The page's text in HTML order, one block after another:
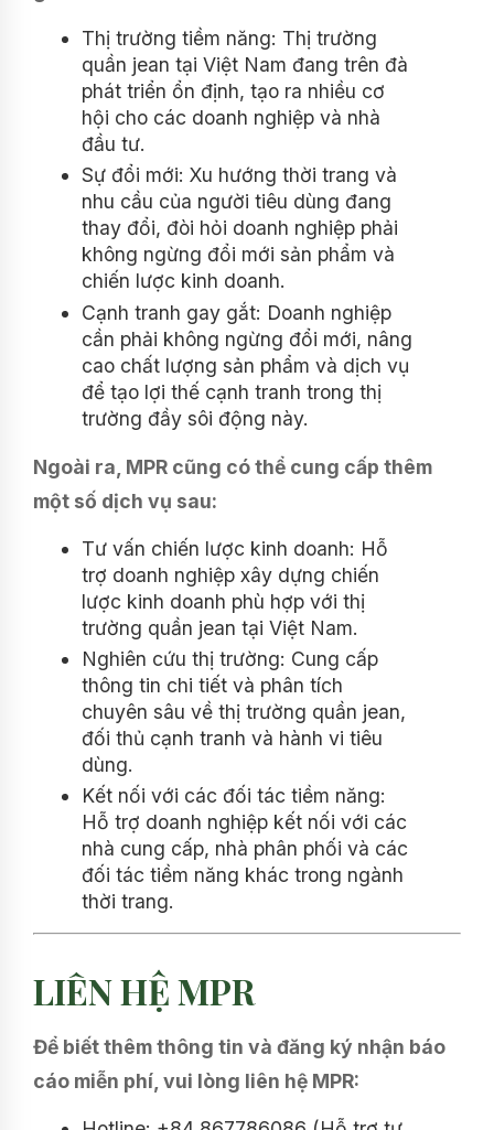
Thị trường tiềm năng: Thị trường
quần jean tại Việt Nam đang trên đà
phát triển ổn định, tạo ra nhiều cơ
hội cho các doanh nghiệp và nhà
đầu tư.
Sự đổi mới: Xu hướng thời trang và
nhu cầu của người tiêu dùng đang
thay đổi, đòi hỏi doanh nghiệp phải
không ngừng đổi mới sản phẩm và
chiến lược kinh doanh.
Cạnh tranh gay gắt: Doanh nghiệp
cần phải không ngừng đổi mới, nâng
cao chất lượng sản phẩm và dịch vụ
để tạo lợi thế cạnh tranh trong thị
trường đầy sôi động này.
Ngoài ra, MPR cũng có thể cung cấp thêm
một số dịch vụ sau:
Tư vấn chiến lược kinh doanh: Hỗ
trợ doanh nghiệp xây dựng chiến
lược kinh doanh phù hợp với thị
trường quần jean tại Việt Nam.
Nghiên cứu thị trường: Cung cấp
thông tin chi tiết và phân tích
chuyên sâu về thị trường quần jean,
đối thủ cạnh tranh và hành vi tiêu
dùng.
Kết nối với các đối tác tiềm năng:
Hỗ trợ doanh nghiệp kết nối với các
nhà cung cấp, nhà phân phối và các
đối tác tiềm năng khác trong ngành
thời trang.
LIÊN HỆ MPR
Để biết thêm thông tin và đăng ký nhận báo
cáo miễn phí, vui lòng liên hệ MPR: